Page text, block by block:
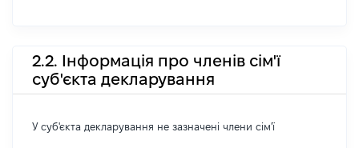
2.2. Інформація про членів сім'ї
суб'єкта декларування
У суб'єкта декларування не зазначені члени сім'ї